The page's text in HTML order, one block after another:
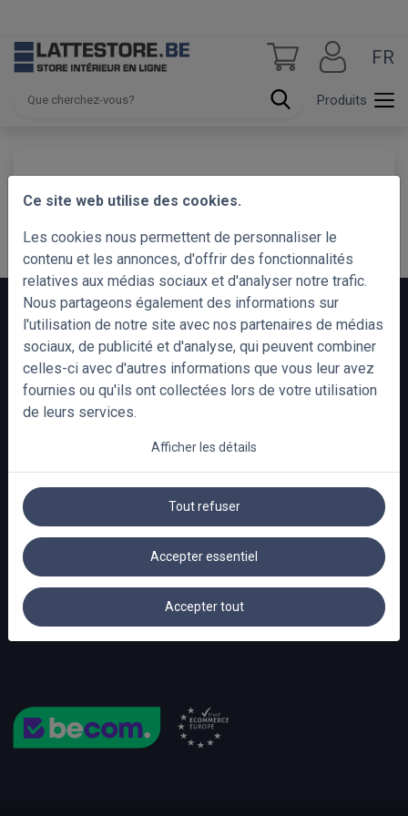
Ce site web utilise des cookies.
Les cookies nous permettent de personnaliser le
contenu et les annonces, d'offrir des fonctionnalités
relatives aux médias sociaux et d'analyser notre trafic.
Nous partageons également des informations sur
l'utilisation de notre site avec nos partenaires de médias
sociaux, de publicité et d'analyse, qui peuvent combiner
celles-ci avec d'autres informations que vous leur avez
fournies ou qu'ils ont collectées lors de votre utilisation
de leurs services.
Afficher les détails
Tout refuser
Accepter essentiel
Accepter tout
Produits
FR
Produit non trouvé.
INFOS IMPORTANTES
Livraison
Question de TVA
Qui sommes-nous?
FAQ
CONTACTEZ-NOUS
Contact